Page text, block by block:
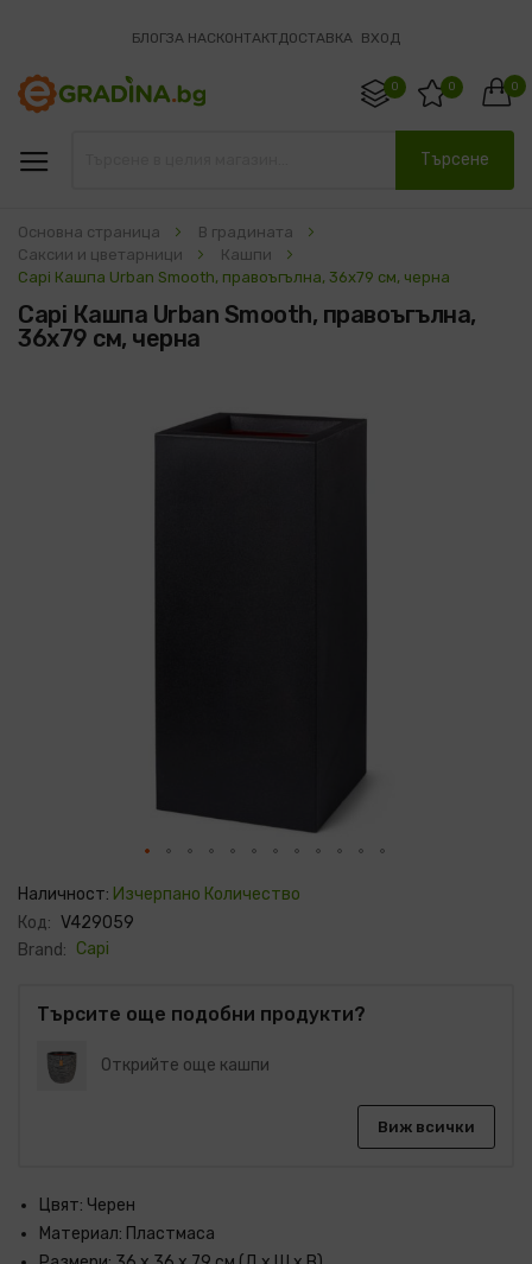
БЛОГЗА НАСКОНТАКТДОСТАВКА ВХОД
0
0 0
Търсене
Основна страница
В градината
Саксии и цветарници
Кашпи
Capi Кашпа Urban Smooth, правоъгълна, 36x79 см, черна
Capi Кашпа Urban Smooth, правоъгълна,
36x79 см, черна
към
на
галерия
със
Наличност: Изчерпано Количество
Код: V429059
Brand: Capi
Търсите още подобни продукти?
Открийте още кашпи
Виж всички
Цвят: Черен
Материал: Пластмаса